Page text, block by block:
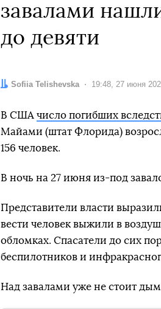
завалами
до девяти
Автор:
Sofiia Telishevska Дата:
19:48, 27 июня
В США число погибших
Майами (штат Флорида)
156 человек.
В ночь на 27 июня из-под
Представители власти
вести человек выжили в
обломках. Спасатели до сих
беспилотников и
Над завалами уже не стоит